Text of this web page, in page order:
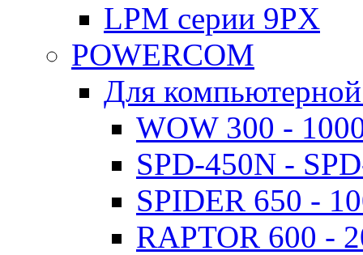
LPM серии 9PX
POWERCOM
Для
WOW 300 -
SPD-450N -
SPIDER 650 -
RAPTOR 600 -